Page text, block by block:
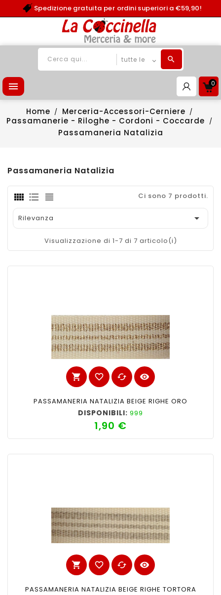
Spedizione gratuita per ordini superiori a €59,90!
 0
Home
Merceria-Accessori-Cerniere
Passamanerie - Riloghe - Cordoni - Coccarde
Passamaneria Natalizia
Passamaneria Natalizia
Ci sono 7 prodotti.
Rilevanza 
Visualizzazione di 1-7 di 7 articolo(i)
shopping_cart favorite_border cached visibility
PASSAMANERIA NATALIZIA BEIGE RIGHE ORO
DISPONIBILI: 999
1,90 €
shopping_cart favorite_border cached visibility
PASSAMANERIA NATALIZIA BEIGE RIGHE TORTORA